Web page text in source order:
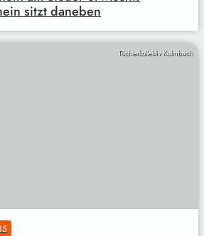
sitzt daneben
Töchterkollektiv Kulmbach